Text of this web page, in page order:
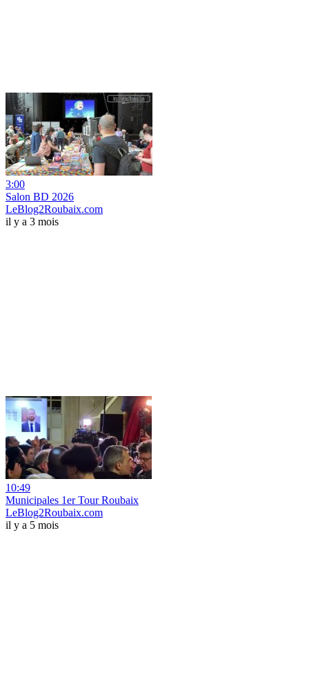
3:00
Salon BD 2026
LeBlog2Roubaix.com
il y a 3 mois
10:49
Municipales 1er Tour Roubaix
LeBlog2Roubaix.com
il y a 5 mois